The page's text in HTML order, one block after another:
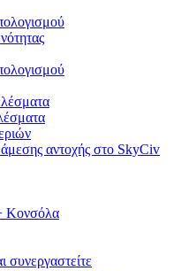
αντοχής στο SkyCiv
Κονσόλα
συνεργαστείτε